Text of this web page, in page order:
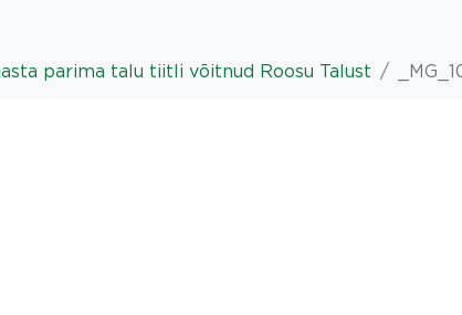
parima talu tiitli võitnud Roosu Talust